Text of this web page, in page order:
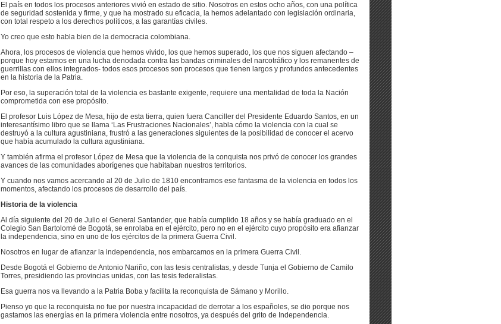
El país en todos los procesos anteriores vivió en estado de sitio. Nosotros en estos ocho años, con una política
de seguridad sostenida y firme, y que ha mostrado su eficacia, la hemos adelantado con legislación ordinaria,
con total respeto a los derechos políticos, a las garantías civiles.
Yo creo que esto habla bien de la democracia colombiana.
Ahora, los procesos de violencia que hemos vivido, los que hemos superado, los que nos siguen afectando –
porque hoy estamos en una lucha denodada contra las bandas criminales del narcotráfico y los remanentes de
guerrillas con ellos integrados- todos esos procesos son procesos que tienen largos y profundos antecedentes
en la historia de la Patria.
Por eso, la superación total de la violencia es bastante exigente, requiere una mentalidad de toda la Nación
comprometida con ese propósito.
El profesor Luis López de Mesa, hijo de esta tierra, quien fuera Canciller del Presidente Eduardo Santos, en un
interesantísimo libro que se llama ‘Las Frustraciones Nacionales’, habla cómo la violencia con la cual se
destruyó a la cultura agustiniana, frustró a las generaciones siguientes de la posibilidad de conocer el acervo
que había acumulado la cultura agustiniana.
Y también afirma el profesor López de Mesa que la violencia de la conquista nos privó de conocer los grandes
avances de las comunidades aborígenes que habitaban nuestros territorios.
Y cuando nos vamos acercando al 20 de Julio de 1810 encontramos ese fantasma de la violencia en todos los
momentos, afectando los procesos de desarrollo del país.
Historia de la violencia
Al día siguiente del 20 de Julio el General Santander, que había cumplido 18 años y se había graduado en el
Colegio San Bartolomé de Bogotá, se enrolaba en el ejército, pero no en el ejército cuyo propósito era afianzar
la independencia, sino en uno de los ejércitos de la primera Guerra Civil.
Nosotros en lugar de afianzar la independencia, nos embarcamos en la primera Guerra Civil.
Desde Bogotá el Gobierno de Antonio Nariño, con las tesis centralistas, y desde Tunja el Gobierno de Camilo
Torres, presidiendo las provincias unidas, con las tesis federalistas.
Esa guerra nos va llevando a la Patria Boba y facilita la reconquista de Sámano y Morillo.
Pienso yo que la reconquista no fue por nuestra incapacidad de derrotar a los españoles, se dio porque nos
gastamos las energías en la primera violencia entre nosotros, ya después del grito de Independencia.